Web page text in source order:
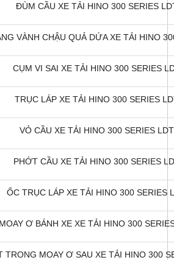
ĐÙM CẦU XE TẢI HINO 300 SERIES
VÀNH CHẬU QUẢ DỨA XE TẢI HINO
CỤM VI SAI XE TẢI HINO 300 SERIES
TRỤC LÁP XE TẢI HINO 300 SERIES
VỎ CẦU XE TẢI HINO 300 SERIES
PHỚT CẦU XE TẢI HINO 300 SERIES
ỐC TRỤC LÁP XE TẢI HINO 300 SERIES
MOAY Ơ BÁNH XE XE TẢI HINO 300
TRONG MOAY Ơ SAU XE TẢI HINO 300